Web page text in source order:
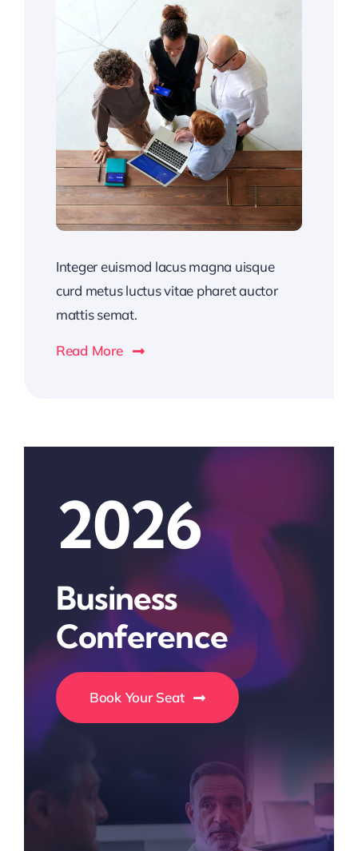
Integer euismod lacus magna uisque
curd metus luctus vitae pharet auctor
mattis semat.
Read More
2026
Business
Conference
Book Your Seat